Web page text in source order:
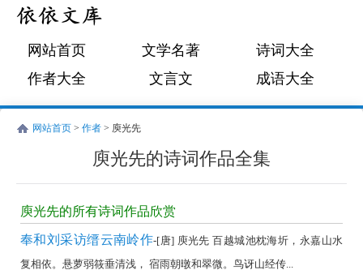
网站首页 文学名著
诗词大全
作者大全
文言文 成语大全
网站首页 > 作者 > 庾光先
庾光先的诗词作品全集
庾
光
先
的
庾光先的所有诗词作品欣赏
奉和刘采访缙云南岭作-[唐] 庾光先 百越城池枕海圻，永嘉山水
复相依。悬萝弱筱垂清浅， 宿雨朝暾和翠微。鸟讶山经传...